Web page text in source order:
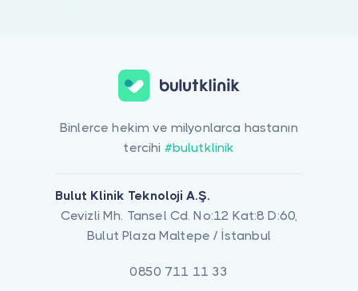
Binlerce hekim ve milyonlarca hastanın
tercihi #bulutklinik
Bulut Klinik Teknoloji A.Ş.
Cevizli Mh. Tansel Cd. No:12 Kat:8 D:60,
Bulut Plaza Maltepe / İstanbul
0850 711 11 33